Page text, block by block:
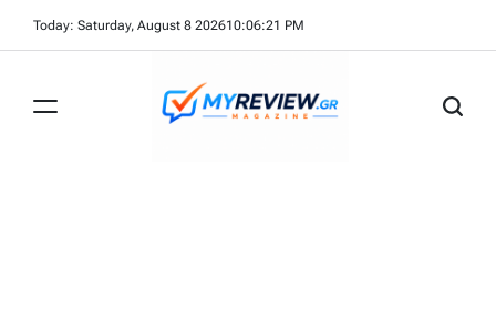
Today: Saturday, August 8 202610:06:21 PM